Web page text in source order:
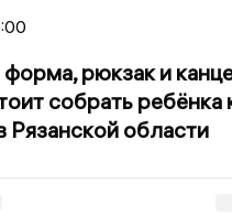
рюкзак и
собрать ребёнка
Рязанской области